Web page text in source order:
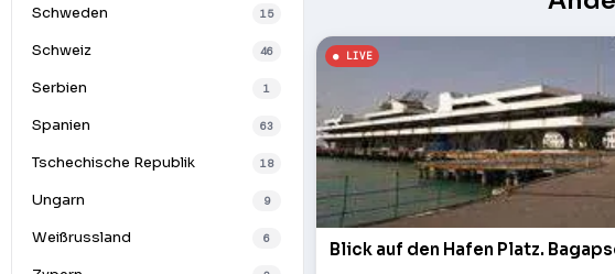
Schweden 15
Schweiz 46
Serbien 1
Spanien 63
Tschechische Republik 18
Ungarn 9
Weißrussland 6
Blick auf den Hafen Platz.